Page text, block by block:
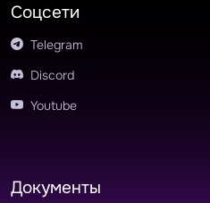
Соцсети
Telegram
Discord
Youtube
Документы